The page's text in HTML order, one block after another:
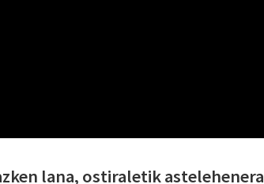
lana, ostiraletik astelehenera